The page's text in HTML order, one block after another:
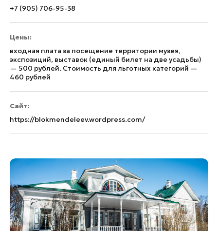
+7 (905) 706-95-38
Цены:
входная плата за посещение территории музея,
экспозиций, выставок (единый билет на две усадьбы)
— 500 рублей. Стоимость для льготных категорий —
460 рублей
Сайт:
https://blokmendeleev.wordpress.com/